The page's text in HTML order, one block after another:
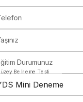
Durumunuz
Belirleme Testi
Mini Deneme